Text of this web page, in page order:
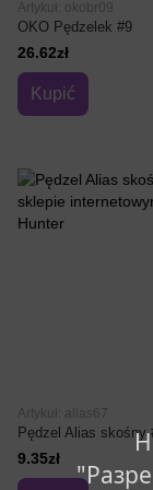
Artykuł: okobr09
OKO Pędzelek #9
26.62zł
Kupić
Artykuł: alias67
Pędzel Alias skośny
9.35zł